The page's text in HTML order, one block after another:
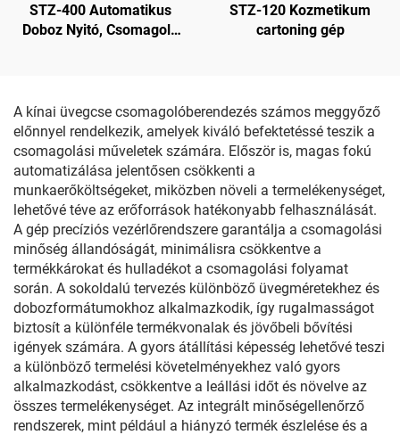
STZ-400 Automatikus
Doboz Nyitó, Csomagoló
STZ-120 Kozmetikum
cartoning gép
A kínai üvegcse csomagolóberendezés számos meggyőző
előnnyel rendelkezik, amelyek kiváló befektetéssé teszik a
csomagolási műveletek számára. Először is, magas fokú
automatizálása jelentősen csökkenti a
munkaerőköltségeket, miközben növeli a termelékenységet,
lehetővé téve az erőforrások hatékonyabb felhasználását.
A gép precíziós vezérlőrendszere garantálja a csomagolási
minőség állandóságát, minimálisra csökkentve a
termékkárokat és hulladékot a csomagolási folyamat
során. A sokoldalú tervezés különböző üvegméretekhez és
dobozformátumokhoz alkalmazkodik, így rugalmasságot
biztosít a különféle termékvonalak és jövőbeli bővítési
igények számára. A gyors átállítási képesség lehetővé teszi
a különböző termelési követelményekhez való gyors
alkalmazkodást, csökkentve a leállási időt és növelve az
összes termelékenységet. Az integrált minőségellenőrző
rendszerek, mint például a hiányzó termék észlelése és a